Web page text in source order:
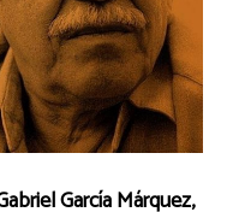
García Márquez,